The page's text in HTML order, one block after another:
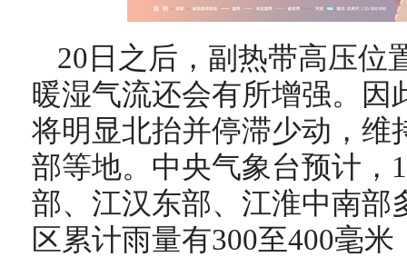
20日之后，副热带高压位
暖湿气流还会有所增强。因
将明显北抬并停滞少动，维
部等地。中央气象台预计，
部、江汉东部、江淮中南部
区累计雨量有300至400毫